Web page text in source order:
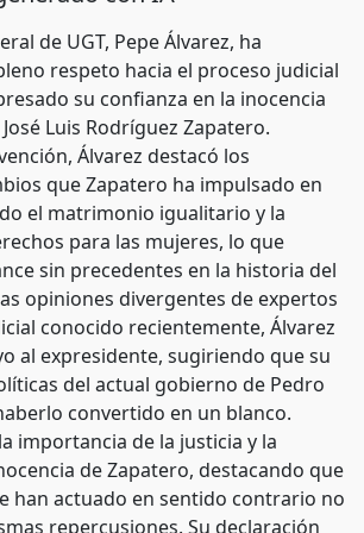
de UGT, Pepe Álvarez, ha
respeto hacia el proceso judicial
su confianza en la inocencia
Luis Rodríguez Zapatero.
Álvarez destacó los
que Zapatero ha impulsado en
el matrimonio igualitario y la
para las mujeres, lo que
sin precedentes en la historia del
opiniones divergentes de expertos
conocido recientemente, Álvarez
al expresidente, sugiriendo que su
del actual gobierno de Pedro
convertido en un blanco.
importancia de la justicia y la
de Zapatero, destacando que
han actuado en sentido contrario no
repercusiones. Su declaración